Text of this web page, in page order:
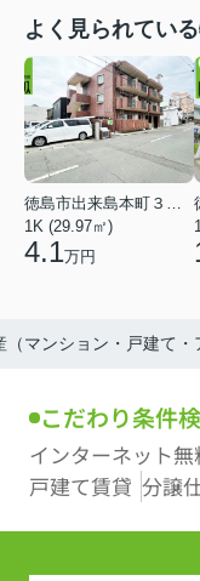
よく見られてい
1K (29.97㎡)
4.1万円
マンション・戸建て・
こだわり条件
インターネット無
戸建て賃貸 分譲